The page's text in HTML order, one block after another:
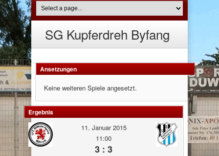
SG Kupferdreh Byfang
Ansetzungen
Keine weiteren Spiele angesetzt.
Ergebnis
11. Januar 2015
11:00
3 : 3